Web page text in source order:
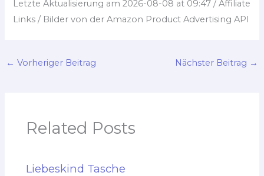
Letzte Aktualisierung am 2026-08-08 at 09:47 / Affiliate
Links / Bilder von der Amazon Product Advertising API
← Vorheriger Beitrag Nächster Beitrag →
Related Posts
Liebeskind Tasche